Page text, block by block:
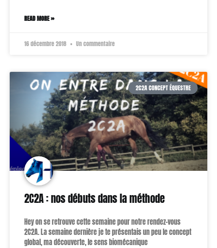
READ MORE »
16 décembre 2018 Un commentaire
2C2A CONCEPT ÉQUESTRE
2C2A : nos débuts dans la méthode
Hey on se retrouve cette semaine pour notre rendez-vous
2C2A. La semaine dernière je te présentais un peu le concept
global, ma découverte, le sens biomécanique